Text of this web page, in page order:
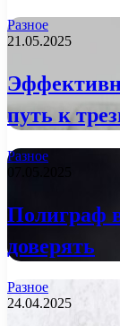
Разное
21.05.2025
путь к
Разное
07.05.2025
Полиграф
доверять
Разное
24.04.2025